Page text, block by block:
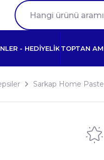
- HEDİYELİK TOPTAN
Sarkap Home